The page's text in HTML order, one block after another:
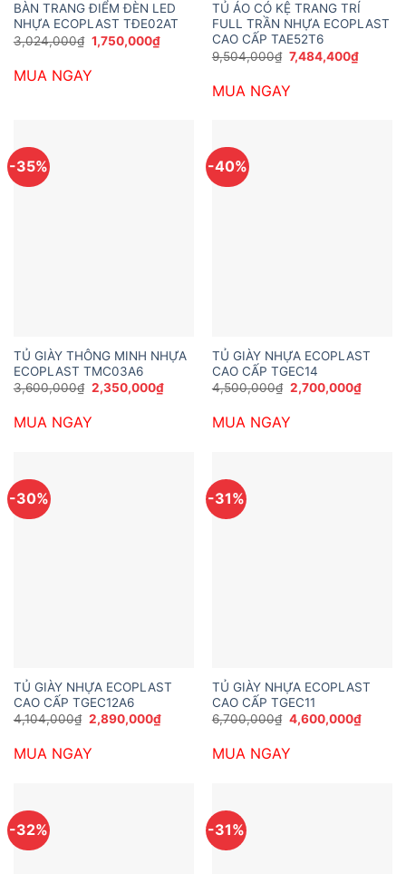
BÀN TRANG ĐIỂM ĐÈN LED
NHỰA ECOPLAST TĐE02AT
3,024,000₫ Giá
gốc
3,024,000₫.
1,750,000₫Giá
hiện
1,750,000₫.
MUA NGAY
TỦ ÁO CÓ KỆ TRANG TRÍ
FULL TRẦN NHỰA ECOPLAST
CAO CẤP TAE52T6
9,504,000₫ Giá
gốc
9,504,000₫.
7,484,400₫Giá
hiện
MUA NGAY
-35%
TỦ GIÀY THÔNG MINH NHỰA
ECOPLAST TMC03A6
3,600,000₫ Giá
gốc
3,600,000₫.
2,350,000₫Giá
hiện
MUA NGAY
-40%
TỦ GIÀY NHỰA ECOPLAST
CAO CẤP TGEC14
4,500,000₫ Giá
gốc
4,500,000₫.
2,700,000₫Giá
hiện
MUA NGAY
-30%
TỦ GIÀY NHỰA ECOPLAST
CAO CẤP TGEC12A6
4,104,000₫ Giá
gốc
4,104,000₫.
2,890,000₫Giá
hiện
MUA NGAY
-31%
TỦ GIÀY NHỰA ECOPLAST
CAO CẤP TGEC11
6,700,000₫ Giá
gốc
6,700,000₫.
4,600,000₫Giá
hiện
MUA NGAY
-32% -31%